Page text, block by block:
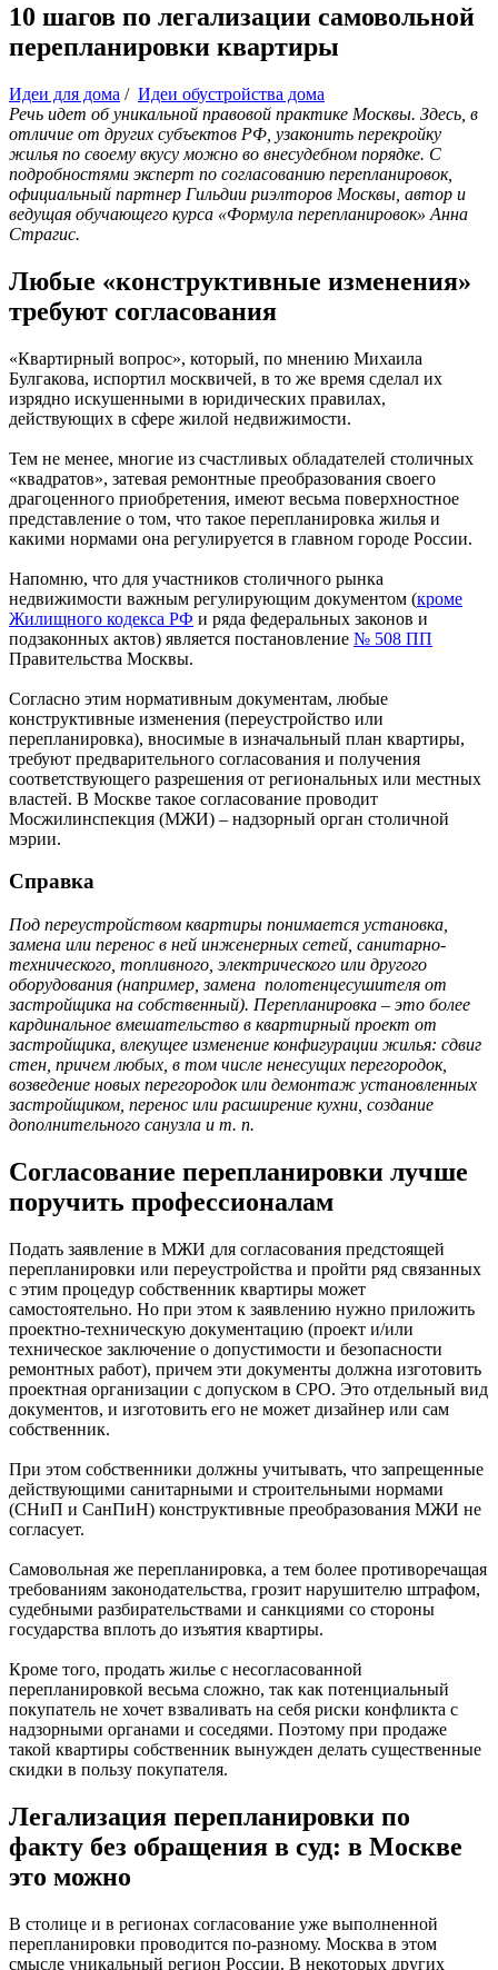
10 шагов по легализации самовольной
перепланировки квартиры
Идеи для дома / Идеи обустройства дома
Речь идет об уникальной правовой практике Москвы. Здесь, в
отличие от других субъектов РФ, узаконить перекройку
жилья по своему вкусу можно во внесудебном порядке. С
подробностями эксперт по согласованию перепланировок,
официальный партнер Гильдии риэлторов Москвы, автор и
ведущая обучающего курса «Формула перепланировок» Анна
Страгис.
Любые «конструктивные изменения»
требуют согласования
«Квартирный вопрос», который, по мнению Михаила
Булгакова, испортил москвичей, в то же время сделал их
изрядно искушенными в юридических правилах,
действующих в сфере жилой недвижимости.
Тем не менее, многие из счастливых обладателей столичных
«квадратов», затевая ремонтные преобразования своего
драгоценного приобретения, имеют весьма поверхностное
представление о том, что такое перепланировка жилья и
какими нормами она регулируется в главном городе России.
Напомню, что для участников столичного рынка
недвижимости важным регулирующим документом (кроме
Жилищного кодекса РФ и ряда федеральных законов и
подзаконных актов) является постановление № 508 ПП
Правительства Москвы.
Согласно этим нормативным документам, любые
конструктивные изменения (переустройство или
перепланировка), вносимые в изначальный план квартиры,
требуют предварительного согласования и получения
соответствующего разрешения от региональных или местных
властей. В Москве такое согласование проводит
Мосжилинспекция (МЖИ) – надзорный орган столичной
мэрии.
Справка
Под переустройством квартиры понимается установка,
замена или перенос в ней инженерных сетей, санитарно-
технического, топливного, электрического или другого
оборудования (например, замена полотенцесушителя от
застройщика на собственный). Перепланировка – это более
кардинальное вмешательство в квартирный проект от
застройщика, влекущее изменение конфигурации жилья: сдвиг
стен, причем любых, в том числе ненесущих перегородок,
возведение новых перегородок или демонтаж установленных
застройщиком, перенос или расширение кухни, создание
дополнительного санузла и т. п.
Согласование перепланировки лучше
поручить профессионалам
Подать заявление в МЖИ для согласования предстоящей
перепланировки или переустройства и пройти ряд связанных
с этим процедур собственник квартиры может
самостоятельно. Но при этом к заявлению нужно приложить
проектно-техническую документацию (проект и/или
техническое заключение о допустимости и безопасности
ремонтных работ), причем эти документы должна изготовить
проектная организации с допуском в СРО. Это отдельный вид
документов, и изготовить его не может дизайнер или сам
собственник.
При этом собственники должны учитывать, что запрещенные
действующими санитарными и строительными нормами
(СНиП и СанПиН) конструктивные преобразования МЖИ не
согласует.
Самовольная же перепланировка, а тем более противоречащая
требованиям законодательства, грозит нарушителю штрафом,
судебными разбирательствами и санкциями со стороны
государства вплоть до изъятия квартиры.
Кроме того, продать жилье с несогласованной
перепланировкой весьма сложно, так как потенциальный
покупатель не хочет взваливать на себя риски конфликта с
надзорными органами и соседями. Поэтому при продаже
такой квартиры собственник вынужден делать существенные
скидки в пользу покупателя.
Легализация перепланировки по
факту без обращения в суд: в Москве
это можно
В столице и в регионах согласование уже выполненной
перепланировки проводится по-разному. Москва в этом
смысле уникальный регион России. В некоторых других